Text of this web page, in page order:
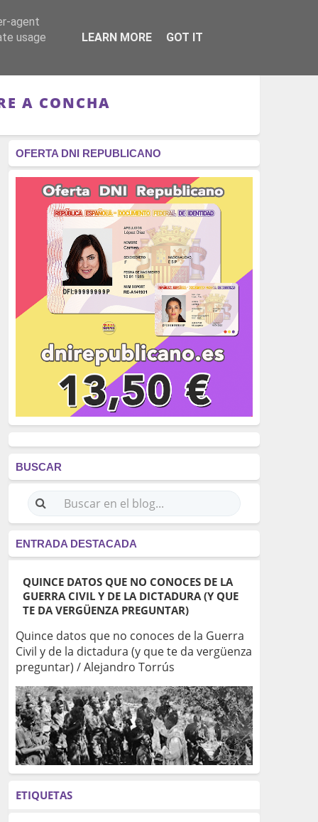
RÉGIMEN - MONARQUÍA
A CONCHA
OFERTA DNI REPUBLICANO
BUSCAR
ENTRADA DESTACADA
QUINCE DATOS QUE NO CONOCES DE LA
GUERRA CIVIL Y DE LA DICTADURA (Y QUE
TE DA VERGÜENZA PREGUNTAR)
Quince datos que no conoces de la Guerra
Civil y de la dictadura (y que te da vergüenza
preguntar) / Alejandro Torrús
ETIQUETAS
agent
usage
LEARN MORE GOT IT